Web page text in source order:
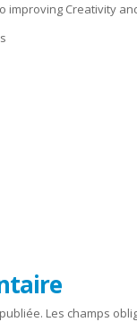
improving Creativity
Les champs